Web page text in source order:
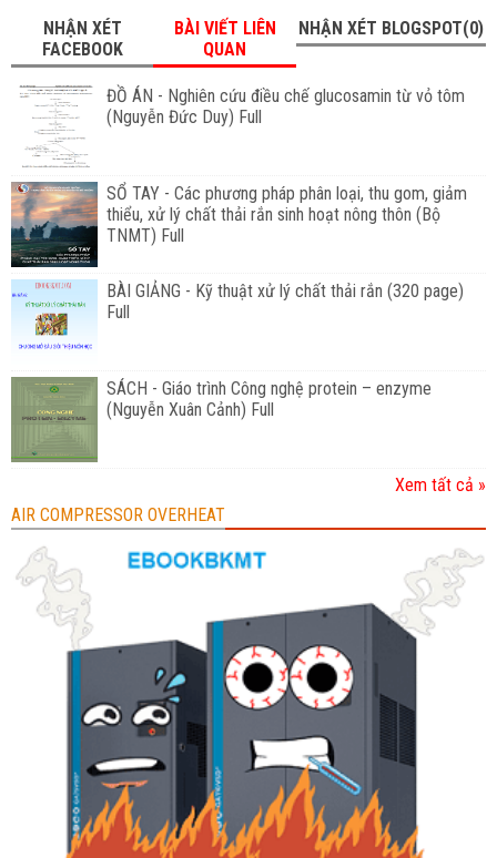
NHẬN XÉT
FACEBOOK
BÀI VIẾT LIÊN
QUAN
NHẬN XÉT BLOGSPOT(0)
ĐỒ ÁN - Nghiên cứu điều chế glucosamin từ vỏ tôm
(Nguyễn Đức Duy) Full
SỔ TAY - Các phương pháp phân loại, thu gom, giảm
thiểu, xử lý chất thải rắn sinh hoạt nông thôn (Bộ
TNMT) Full
BÀI GIẢNG - Kỹ thuật xử lý chất thải rắn (320 page)
Full
SÁCH - Giáo trình Công nghệ protein – enzyme
(Nguyễn Xuân Cảnh) Full
Xem tất cả »
AIR COMPRESSOR OVERHEAT